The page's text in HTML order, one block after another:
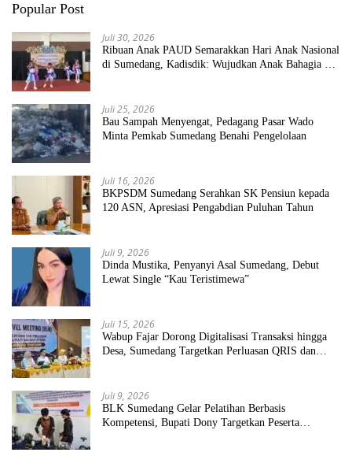
Popular Post
Juli 30, 2026
Ribuan Anak PAUD Semarakkan Hari Anak Nasional
di Sumedang, Kadisdik: Wujudkan Anak Bahagia dan
Juli 25, 2026
Bau Sampah Menyengat, Pedagang Pasar Wado
Minta Pemkab Sumedang Benahi Pengelolaan
Juli 16, 2026
BKPSDM Sumedang Serahkan SK Pensiun kepada
120 ASN, Apresiasi Pengabdian Puluhan Tahun
Juli 9, 2026
Dinda Mustika, Penyanyi Asal Sumedang, Debut
Lewat Single “Kau Teristimewa”
Juli 15, 2026
Wabup Fajar Dorong Digitalisasi Transaksi hingga
Desa, Sumedang Targetkan Perluasan QRIS dan
Juli 9, 2026
BLK Sumedang Gelar Pelatihan Berbasis
Kompetensi, Bupati Dony Targetkan Peserta